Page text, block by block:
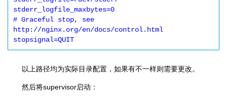
stderr_logfile_maxbytes=0
# Graceful stop, see
http://nginx.org/en/docs/control.html
以上路径均为实际目录配置，如果有不一样则需要更改。
然后将supervisor启动：